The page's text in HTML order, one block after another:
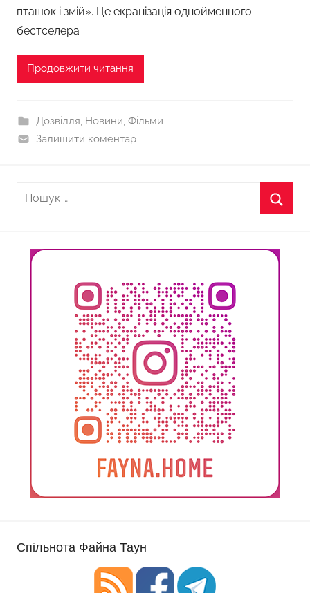
пташок і змій». Це екранізація однойменного
бестселера
Продовжити читання
Дозвілля Новини Фільми
Залишити коментар
Пошук:
Спільнота Файна Таун